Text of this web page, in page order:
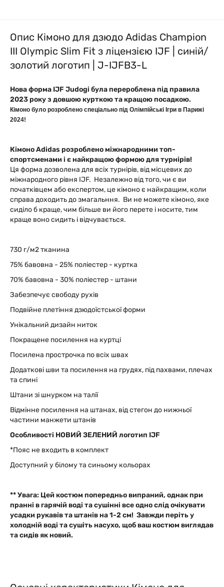
Опис Кімоно для дзюдо Adidas Champion
III Olympic Slim Fit з ліцензією IJF | синій/
золотий логотип | J-IJFB3-L
Нова форма IJF Judogi була перероблена під правила
2023 року з довшою курткою та кращою посадкою.
Кімоно було розроблено спеціально під Олімпійські Ігри в Парижі
2024!
Кімоно Adidas розроблено міжнародними топ-
спортсменами і є найкращою формою для турнірів!
Ця форма дозволена для всіх турнірів, від місцевих до
міжнародного рівня IJF. Незалежно від того, чи є ви
початківцем або експертом, це кімоно є найкращим, коли
справа доходить до змагальння. Ви не можете кімоно, яке
сиділо б краще, чим більше ви його перете і носите, тим
краще воно сидить і відчувається.
730 г/м2 тканина
75% бавовна - 25% поліестер - куртка
70% бавовна - 30% поліестер - штани
Забезпечує свободу рухів
Подвійне плетіння дзюдоїстської форми
Унікальний дизайн ниток
Покращене посилення на куртці
Посилена прострочка по всіх швах
Додаткові шви та посилення на грудях, під пахвами, плечах
та спині
Штани зі шнурком на талії
Відмінне посилення на штанах, від стегон до нижньої
частини манжети штанів
Особливості НОВИЙ ЗЕЛЕНИЙ логотип IJF
*Пояс не входить в комплект
Доступний у білому та синьому кольорах
** Увага: Цей костюм попередньо випраний, однак при
пранні в гарячій воді та сушінні все одно слід очікувати
усадки рукавів та штанів на 1-2 см! Завжди періть у
холодній воді та сушіть насухо, щоб ваш костюм виглядав
та сидів як новий.